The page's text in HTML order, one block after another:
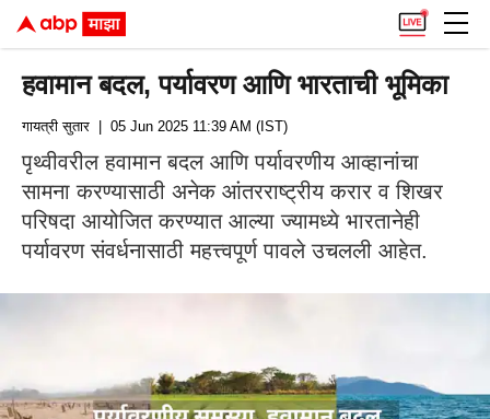
हवामान बदल, पर्यावरण आणि भारताची भूमिका
गायत्री सुतार | 05 Jun 2025 11:39 AM (IST)
पृथ्वीवरील हवामान बदल आणि पर्यावरणीय आव्हानांचा
सामना करण्यासाठी अनेक आंतरराष्ट्रीय करार व शिखर
परिषदा आयोजित करण्यात आल्या ज्यामध्ये भारतानेही
पर्यावरण संवर्धनासाठी महत्त्वपूर्ण पावले उचलली आहेत.